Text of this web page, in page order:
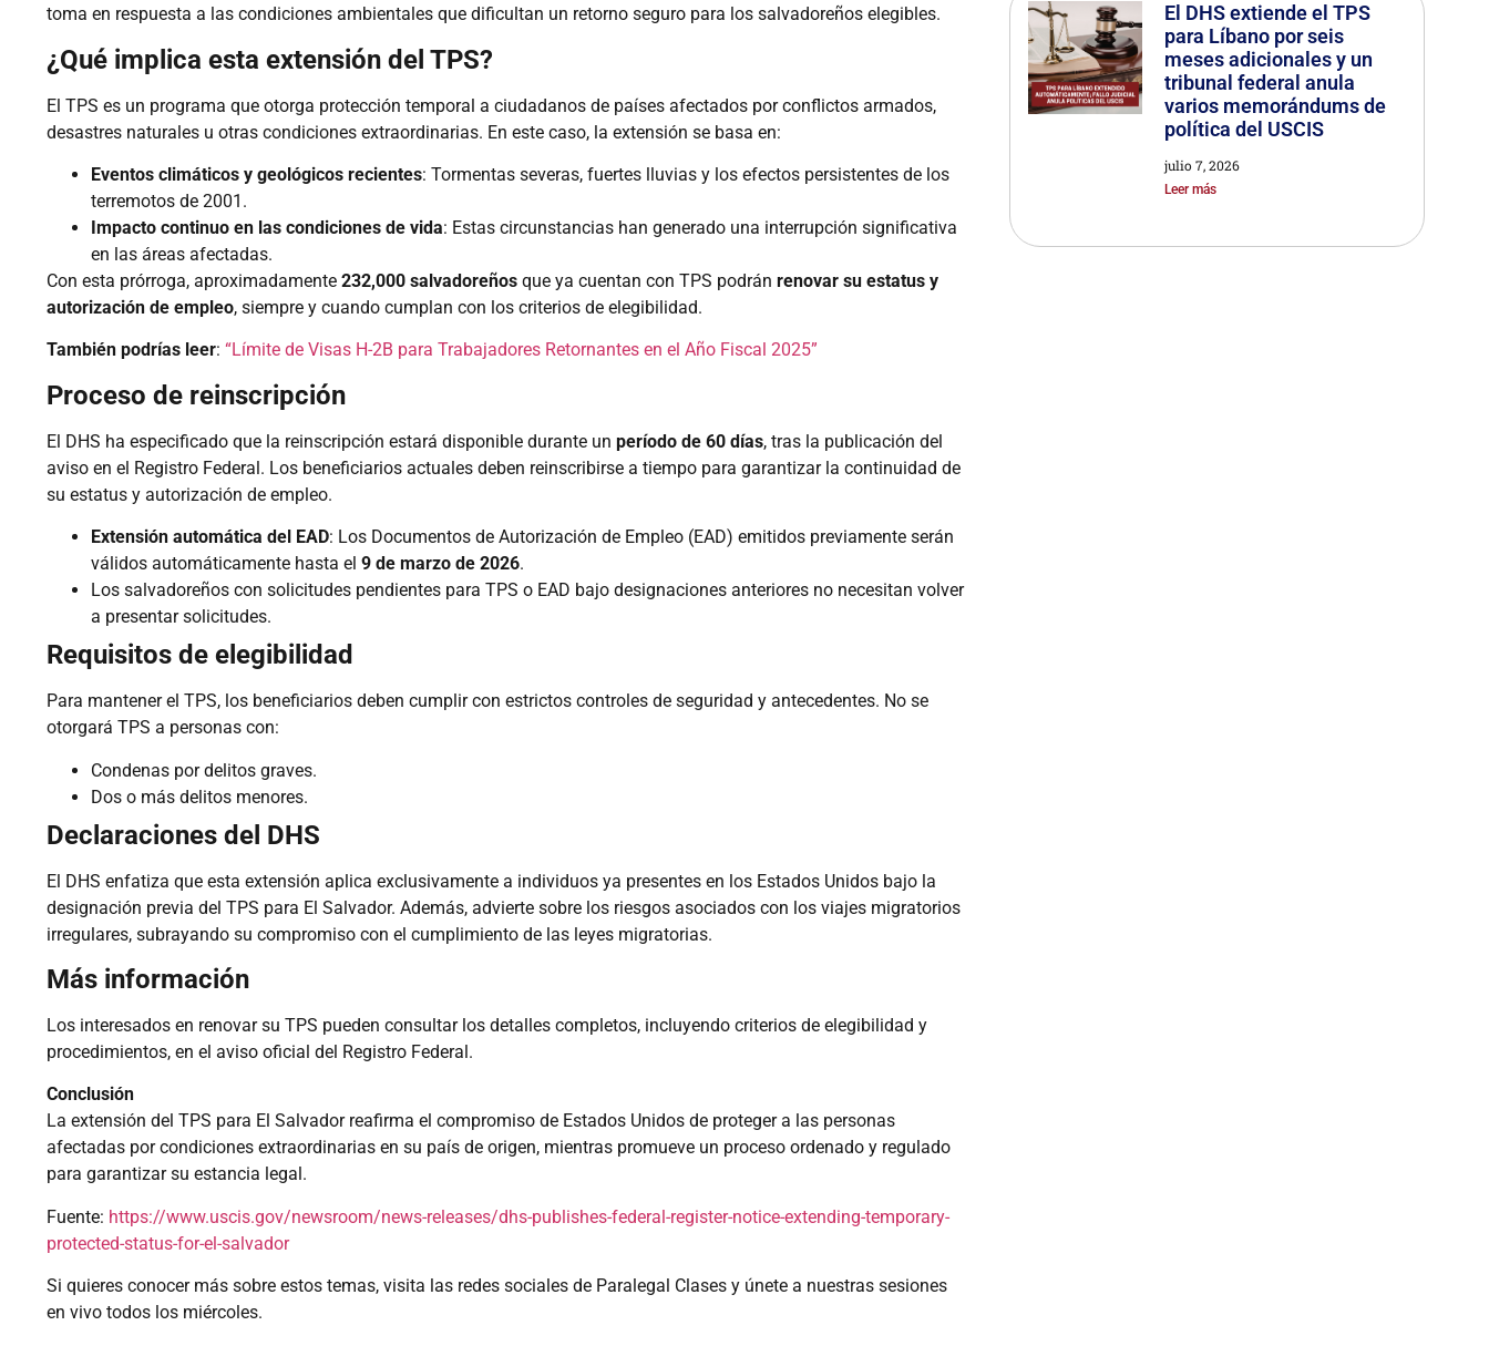
toma en respuesta a las condiciones ambientales que dificultan un retorno seguro para los salvadoreños elegibles.
¿Qué implica esta extensión del TPS?
El TPS es un programa que otorga protección temporal a ciudadanos de países afectados por conflictos armados,
desastres naturales u otras condiciones extraordinarias. En este caso, la extensión se basa en:
Eventos climáticos y geológicos recientes: Tormentas severas, fuertes lluvias y los efectos persistentes de los
terremotos de 2001.
Impacto continuo en las condiciones de vida: Estas circunstancias han generado una interrupción significativa
en las áreas afectadas.
Con esta prórroga, aproximadamente 232,000 salvadoreños que ya cuentan con TPS podrán renovar su estatus y
autorización de empleo, siempre y cuando cumplan con los criterios de elegibilidad.
También podrías leer: “Límite de Visas H-2B para Trabajadores Retornantes en el Año Fiscal 2025”
Proceso de reinscripción
El DHS ha especificado que la reinscripción estará disponible durante un período de 60 días, tras la publicación del
aviso en el Registro Federal. Los beneficiarios actuales deben reinscribirse a tiempo para garantizar la continuidad de
su estatus y autorización de empleo.
Extensión automática del EAD: Los Documentos de Autorización de Empleo (EAD) emitidos previamente serán
válidos automáticamente hasta el 9 de marzo de 2026.
Los salvadoreños con solicitudes pendientes para TPS o EAD bajo designaciones anteriores no necesitan volver
a presentar solicitudes.
Requisitos de elegibilidad
Para mantener el TPS, los beneficiarios deben cumplir con estrictos controles de seguridad y antecedentes. No se
otorgará TPS a personas con:
Condenas por delitos graves.
Dos o más delitos menores.
Declaraciones del DHS
El DHS enfatiza que esta extensión aplica exclusivamente a individuos ya presentes en los Estados Unidos bajo la
designación previa del TPS para El Salvador. Además, advierte sobre los riesgos asociados con los viajes migratorios
irregulares, subrayando su compromiso con el cumplimiento de las leyes migratorias.
Más información
Los interesados en renovar su TPS pueden consultar los detalles completos, incluyendo criterios de elegibilidad y
procedimientos, en el aviso oficial del Registro Federal.
Conclusión
La extensión del TPS para El Salvador reafirma el compromiso de Estados Unidos de proteger a las personas
afectadas por condiciones extraordinarias en su país de origen, mientras promueve un proceso ordenado y regulado
para garantizar su estancia legal.
Fuente: https://www.uscis.gov/newsroom/news-releases/dhs-publishes-federal-register-notice-extending-temporary-
protected-status-for-el-salvador
Si quieres conocer más sobre estos temas, visita las redes sociales de Paralegal Clases y únete a nuestras sesiones
en vivo todos los miércoles.
El DHS extiende el TPS
para Líbano por seis
meses adicionales y un
tribunal federal anula
varios memorándums de
política del USCIS
julio 7, 2026
Leer más